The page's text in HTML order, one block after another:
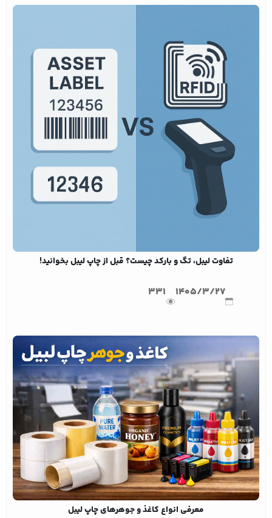
تفاوت لیبل، تگ و بارکد چیست؟ قبل از چاپ لیبل بخوانید!
1405/3/27
331
معرفی انواع کاغذ و جوهرهای چاپ لیبل